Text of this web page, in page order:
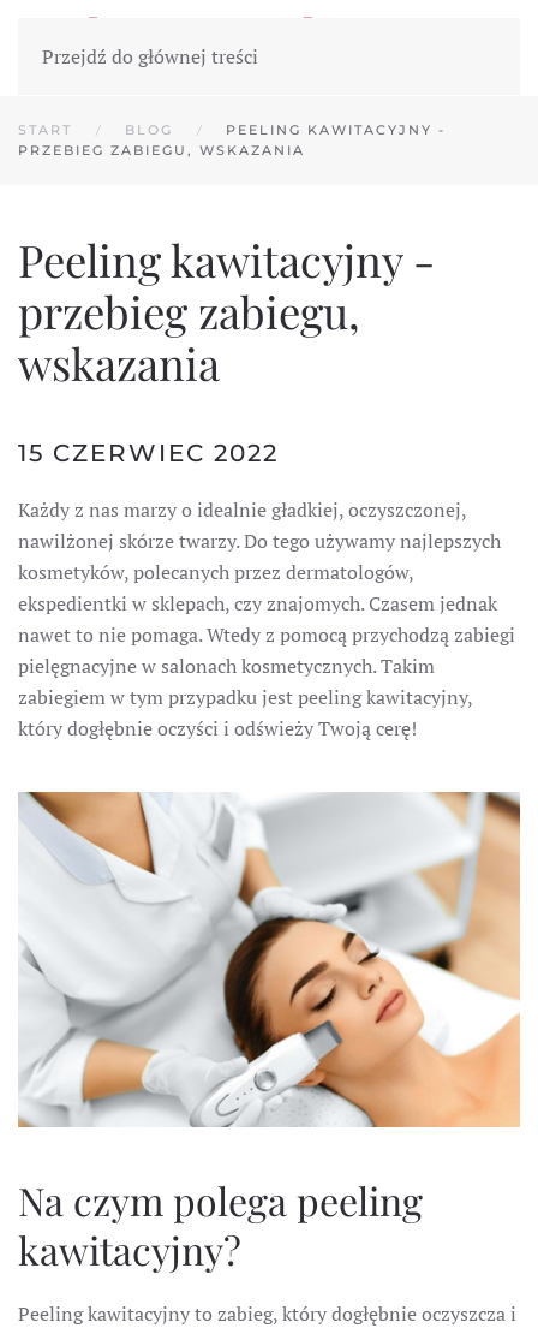
Przejdź do głównej treści
START BLOG
PEELING KAWITACYJNY -
PRZEBIEG ZABIEGU, WSKAZANIA
Peeling kawitacyjny -
przebieg zabiegu,
wskazania
15 CZERWIEC 2022
Każdy z nas marzy o idealnie gładkiej, oczyszczonej,
nawilżonej skórze twarzy. Do tego używamy najlepszych
kosmetyków, polecanych przez dermatologów,
ekspedientki w sklepach, czy znajomych. Czasem jednak
nawet to nie pomaga. Wtedy z pomocą przychodzą zabiegi
pielęgnacyjne w salonach kosmetycznych. Takim
zabiegiem w tym przypadku jest peeling kawitacyjny,
który dogłębnie oczyści i odświeży Twoją cerę!
Na czym polega peeling
kawitacyjny?
Peeling kawitacyjny to zabieg, który dogłębnie oczyszcza i